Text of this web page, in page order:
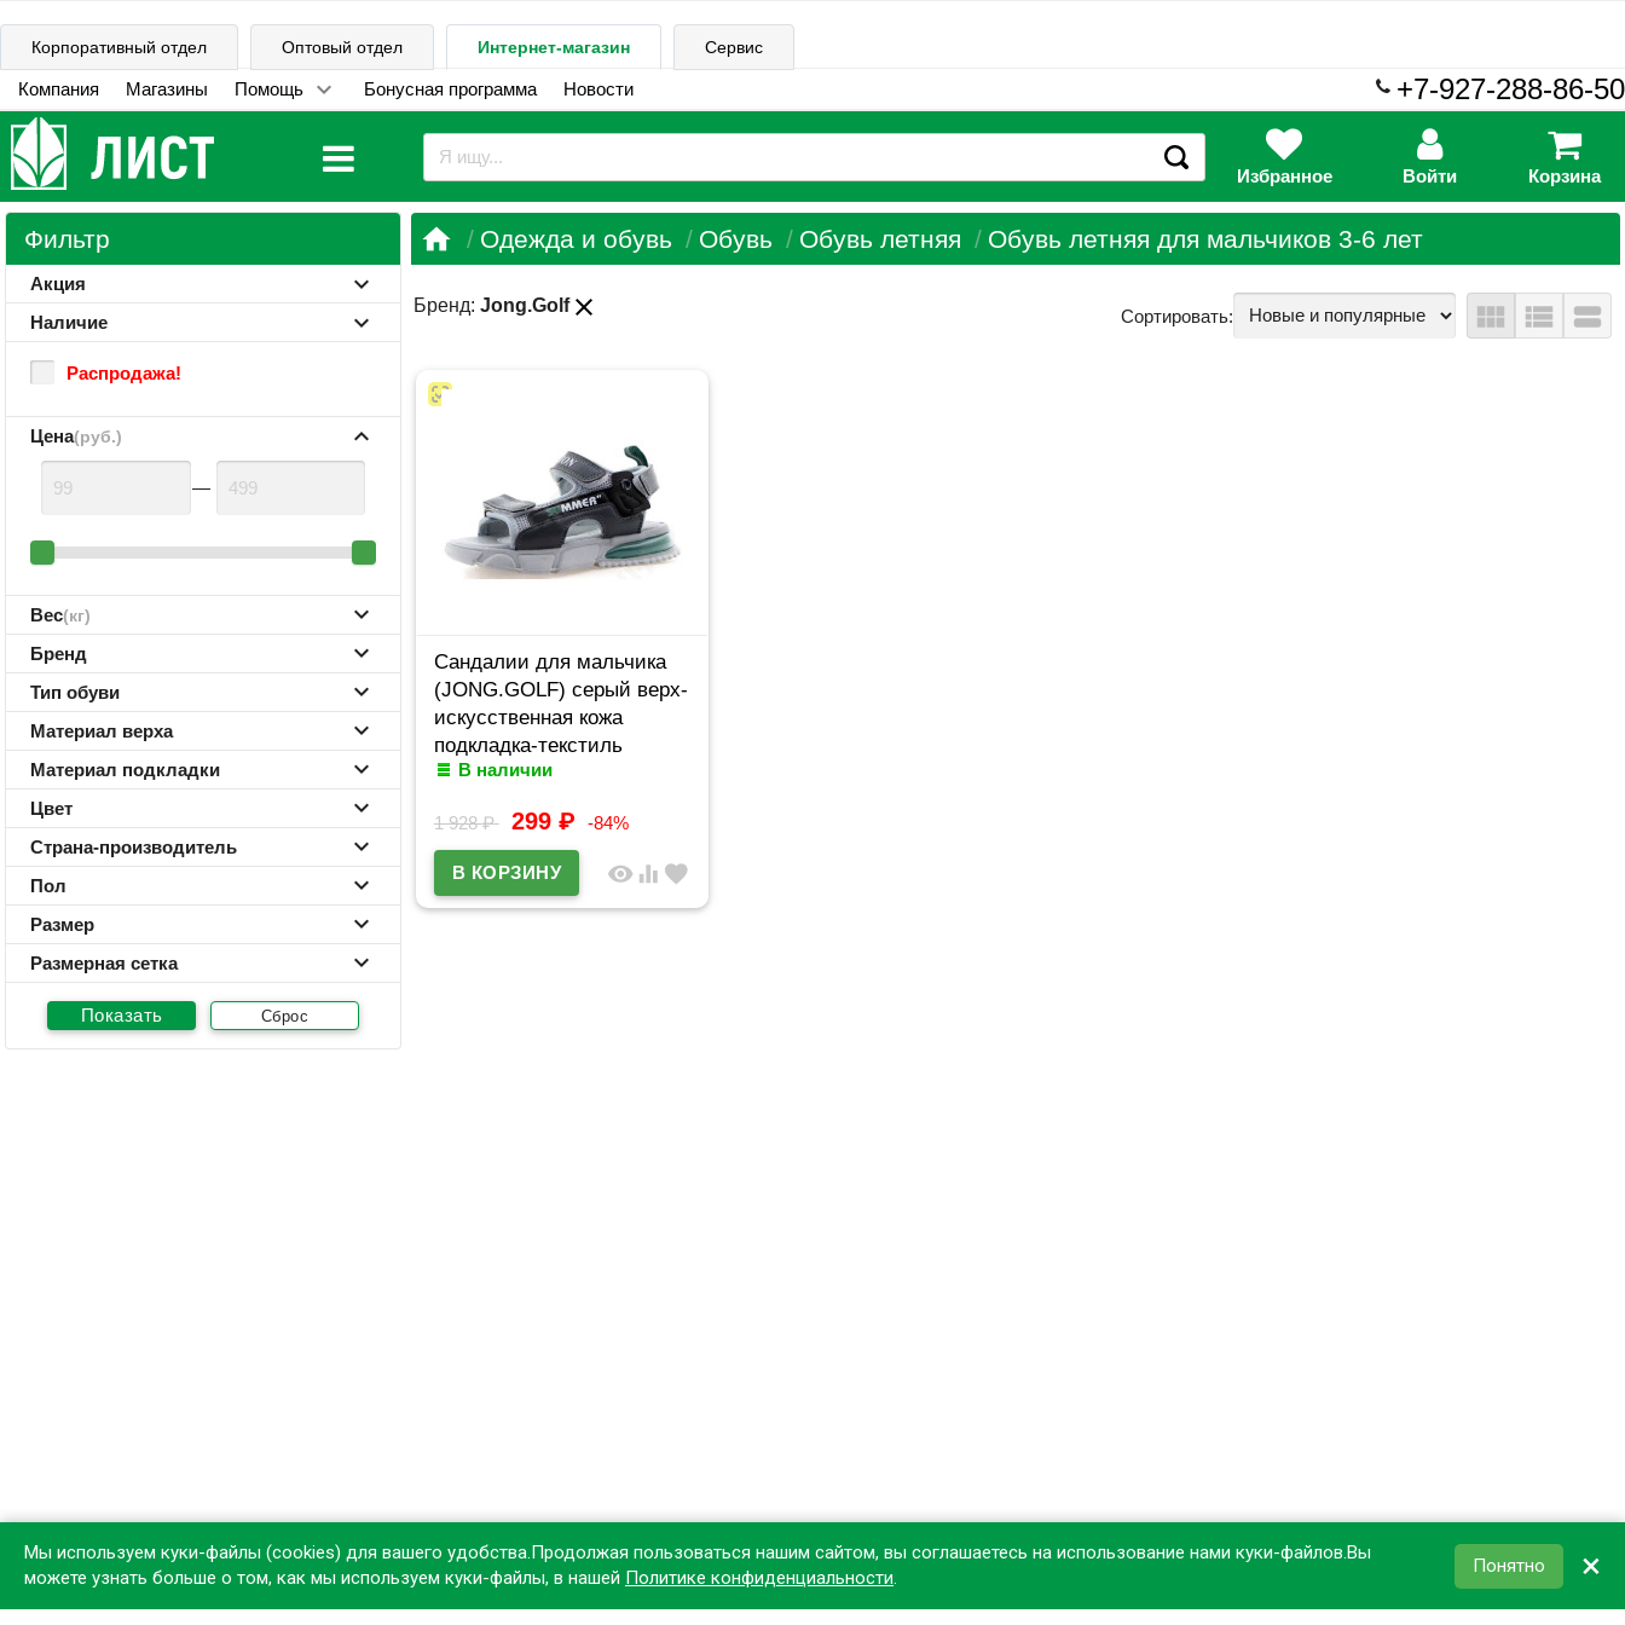
Корпоративный отдел Оптовый отдел Интернет-магазин Сервис
Компания Магазины Помощь Бонусная программа Новости +7-927-288-86-50
Избранное Войти Корзина
Фильтр
Акция
Наличие
Распродажа!
Цена(руб.)
—
Вес(кг)
Бренд
Тип обуви
Материал верха
Материал подкладки
Цвет
Страна-производитель
Пол
Размер
Размерная сетка
Сброс
 Одежда и обувь Обувь Обувь летняя Обувь летняя для мальчиков 3-6 лет
Бренд:Jong.Golfclose Сортировать: view_module view_list view_stream
Сандалии для мальчика
(JONG.GOLF) серый верх-
искусственная кожа
подкладка-текстиль
размерный ряд 26-31
В наличии
1 928₽ 299 ₽ -84%
visibility equalizer favorite
Установите наше приложение, чтобы делать покупки удобнее!
Мы используем куки-файлы (cookies) для вашего удобства.Продолжая пользоваться нашим сайтом, вы соглашаетесь на использование нами куки-файлов.Вы
можете узнать больше о том, как мы используем куки-файлы, в нашей Политике конфиденциальности.
Понятно ×